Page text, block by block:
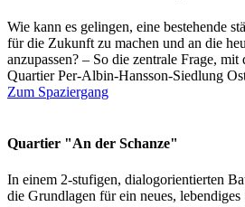
Wie kann es gelingen, eine bestehende
für die Zukunft zu machen und an die
anzupassen? – So die zentrale Frage,
Quartier Per-Albin-Hansson-Siedlung
Zum Spaziergang
Quartier "An der Schanze"
In einem 2-stufigen, dialogorientierten
die Grundlagen für ein neues,